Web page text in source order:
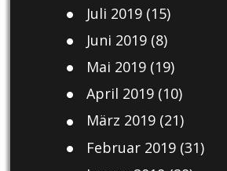
Juli 2019(15)
Juni 2019(8)
Mai 2019(19)
April 2019(10)
März 2019(21)
Februar 2019(31)